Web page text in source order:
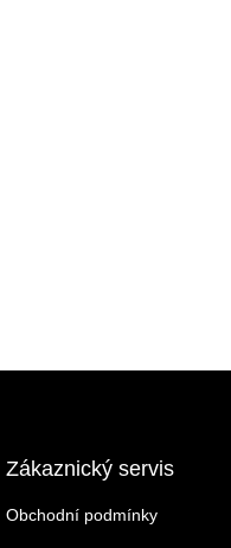
Zákaznický servis
Obchodní podmínky